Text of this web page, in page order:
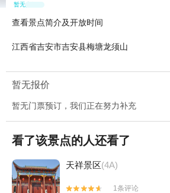
暂无点评
查看景点简介及开放时间
江西省吉安市吉安县梅塘龙须山
暂无报价
暂无门票预订，我们正在努力补充
看了该景点的人还看了
天祥景区(4A)


1条评论